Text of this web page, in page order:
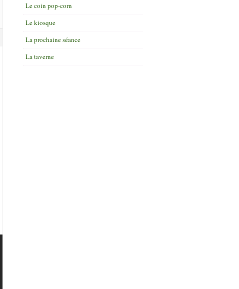
Le coin pop-corn
Le kiosque
La prochaine séance
La taverne